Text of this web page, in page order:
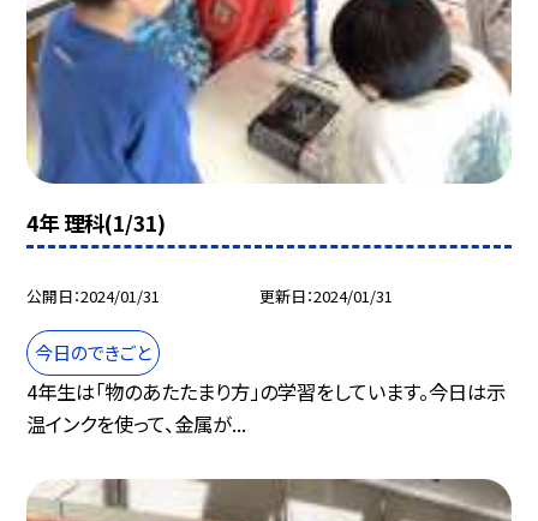
4年 理科(1/31)
公開日 2024/01/31 更新日 2024/01/31
今日のできごと
4年生は「物のあたたまり方」の学習をしています。今日は示
温インクを使って、金属が...